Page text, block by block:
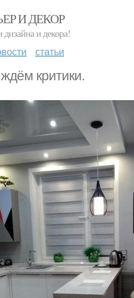
И ДЕКОР
и декора!
статьи
критики.